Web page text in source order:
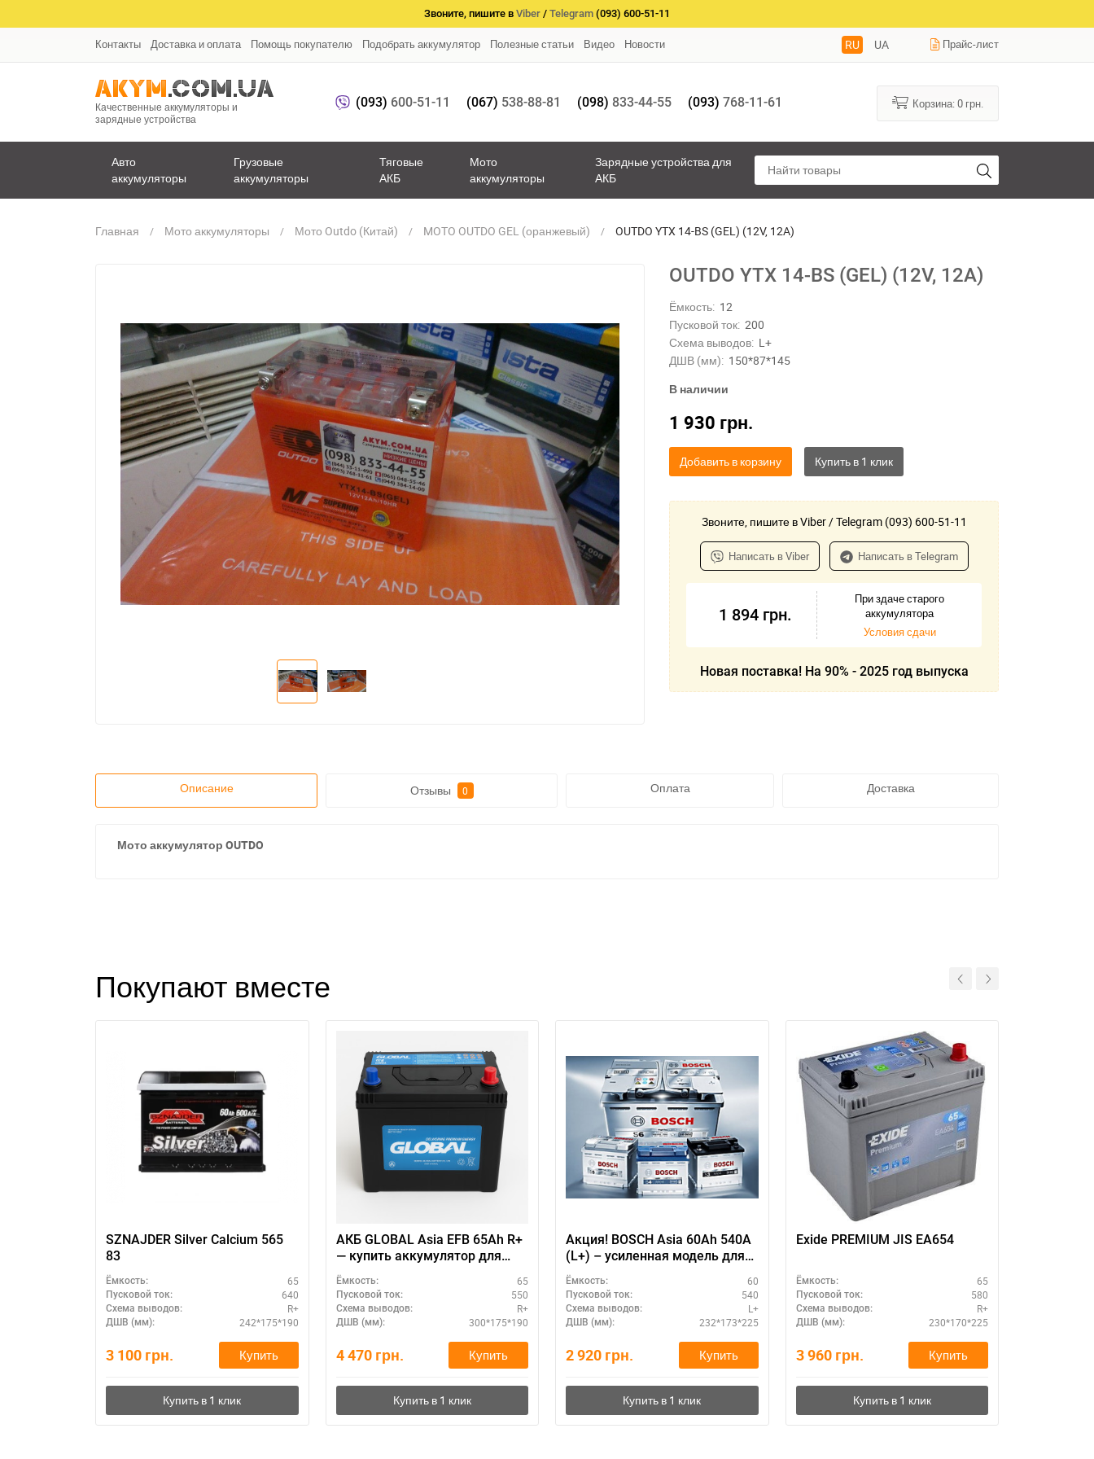
Звоните, пишите в Viber / Telegram (093) 600-51-11
Контакты Доставка и оплата Помощь покупателю Подобрать аккумулятор Полезные статьи Видео Новости RU UA Прайс-лист
Качественные аккумуляторы и
зарядные устройства
(093) 600-51-11 (067) 538-88-81 (098) 833-44-55 (093) 768-11-61 Корзина:0 грн.
Авто
аккумуляторы
Грузовые
аккумуляторы
Тяговые
АКБ
Мото
аккумуляторы
Зарядные устройства для
АКБ
Главная Мото аккумуляторы Мото Outdo (Китай) MOTO OUTDO GEL (оранжевый) OUTDO YTX 14-BS (GEL) (12V, 12A)
OUTDO YTX 14-BS (GEL) (12V, 12A)
Ёмкость: 12
Пусковой ток: 200
Схема выводов: L+
ДШВ (мм): 150*87*145
В наличии
1 930 грн.
Добавить в корзину
Звоните, пишите в Viber / Telegram (093) 600-51-11
Написать в Viber Написать в Telegram
1 894 грн.
При здаче старого
аккумулятора
Условия сдачи
Новая поставка! На 90% - 2025 год выпуска
Описание Отзывы 0 Оплата Доставка
Мото аккумулятор OUTDO
Покупают вместе
SZNAJDER Silver Calcium 565
83
Ёмкость: 65
Пусковой ток: 640
Схема выводов: R+
ДШВ (мм): 242*175*190
3 100 грн. Купить
АКБ GLOBAL Asia EFB 65Ah R+
— купить аккумулятор для
авто в Украине
Ёмкость: 65
Пусковой ток: 550
Схема выводов: R+
ДШВ (мм): 300*175*190
4 470 грн. Купить
Акция! BOSCH Asia 60Ah 540A
(L+) – усиленная модель для
SUV
Ёмкость: 60
Пусковой ток: 540
Схема выводов: L+
ДШВ (мм): 232*173*225
2 920 грн. Купить
Exide PREMIUM JIS EA654
Ёмкость: 65
Пусковой ток: 580
Схема выводов: R+
ДШВ (мм): 230*170*225
3 960 грн. Купить
При отсутствии связи - пишите, звоните в Viber / Telegram (093) 600-51-11